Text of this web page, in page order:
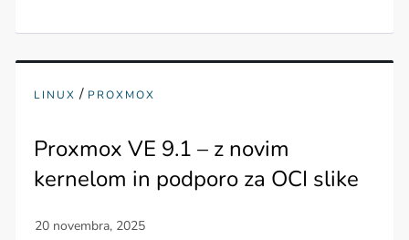
LINUX / PROXMOX
Proxmox VE 9.1 – z novim
kernelom in podporo za OCI slike